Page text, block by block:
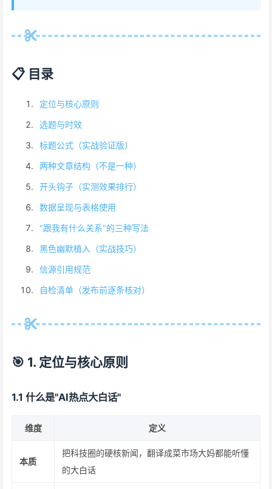
📋 目录
定位与核心原则
选题与时效
标题公式（实战验证版）
两种文章结构（不是一种）
开头钩子（实测效果排行）
数据呈现与表格使用
"跟我有什么关系"的三种写法
黑色幽默植入（实战技巧）
信源引用规范
自检清单（发布前逐条核对）
🎯 1. 定位与核心原则
1.1 什么是"AI热点大白话"
维度 定义
本质
把科技圈的硬核新闻，翻译成菜市场大妈都能听懂
的大白话